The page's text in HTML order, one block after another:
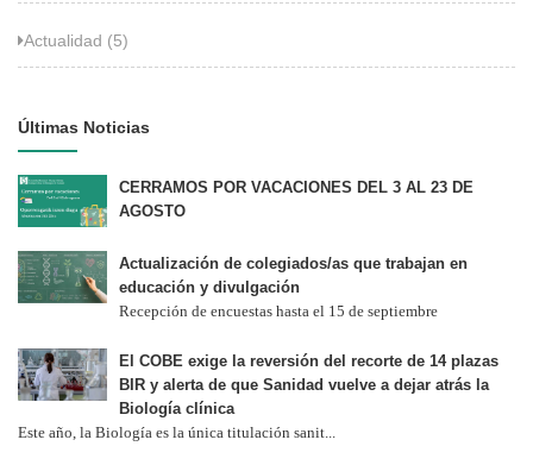
Actualidad (5)
Últimas Noticias
CERRAMOS POR VACACIONES DEL 3 AL 23 DE
AGOSTO
Actualización de colegiados/as que trabajan en
educación y divulgación
Recepción de encuestas hasta el 15 de septiembre
El COBE exige la reversión del recorte de 14 plazas
BIR y alerta de que Sanidad vuelve a dejar atrás la
Biología clínica
Este año, la Biología es la única titulación sanit...